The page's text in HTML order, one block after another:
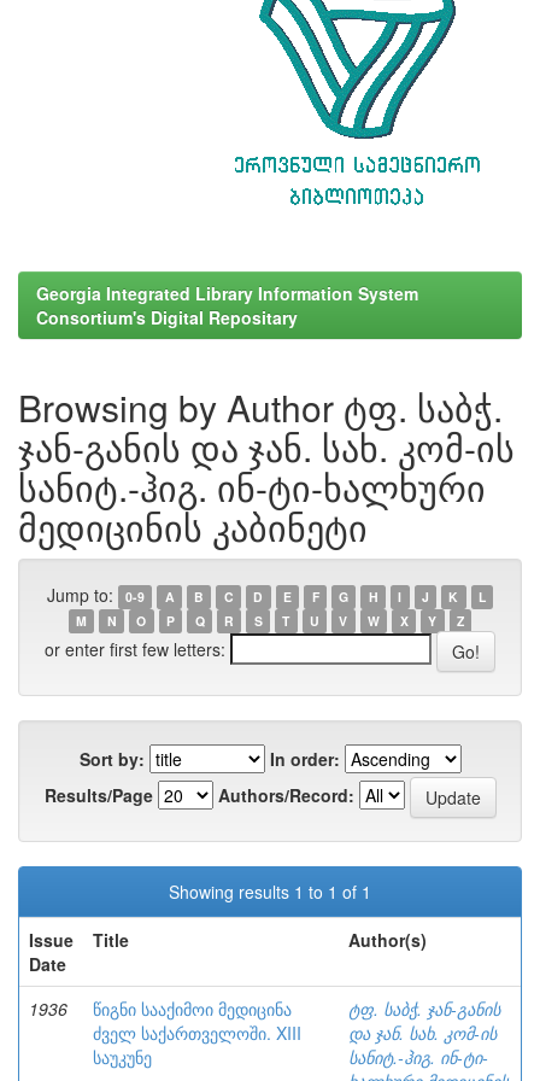
Georgia Integrated Library Information System
Consortium's Digital Repositary
Browsing by Author ტფ. საბჭ.
ჯან-განის და ჯან. სახ. კომ-ის
სანიტ.-ჰიგ. ინ-ტი-ხალხური
მედიცინის კაბინეტი
Jump to: 0-9 A B C D E F G H I J K
L
M
N O P Q R S T U V W X Y Z
or enter first few letters:
Sort by:
In order:
Results/Page
Authors/Record:
Showing results 1 to 1 of 1
Issue
Date
Title Author(s)
1936
წიგნი სააქიმოი მედიცინა
ძველ საქართველოში. XIII
საუკუნე
ტფ. საბჭ. ჯან-განის
და ჯან. სახ. კომ-ის
სანიტ.-ჰიგ. ინ-ტი-